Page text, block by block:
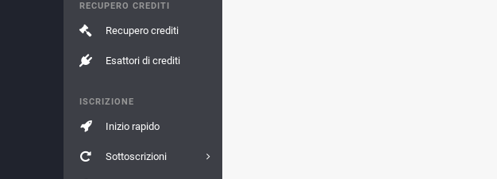
RECUPERO CREDITI
Recupero crediti
Esattori di crediti
ISCRIZIONE
Inizio rapido
Sottoscrizioni